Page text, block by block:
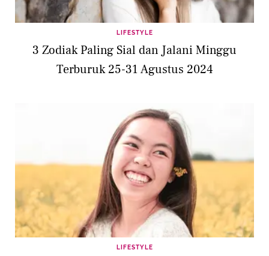
LIFESTYLE
3 Zodiak Paling Sial dan Jalani Minggu
Terburuk 25-31 Agustus 2024
LIFESTYLE